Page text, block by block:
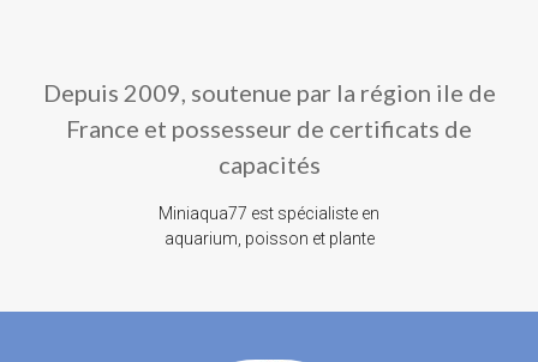
Depuis 2009, soutenue par la région ile de
France et possesseur de certificats de
capacités
Miniaqua77 est spécialiste en
aquarium, poisson et plante